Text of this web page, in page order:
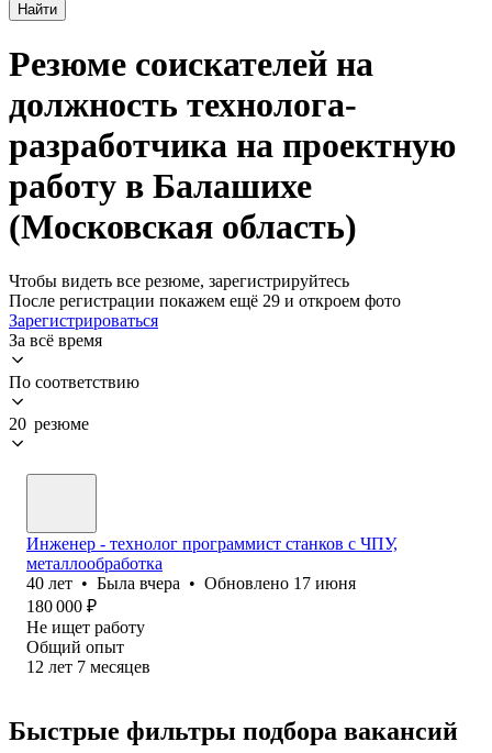
Найти
Резюме соискателей на
должность технолога-
разработчика на проектную
работу в Балашихе
(Московская область)
Чтобы видеть все резюме, зарегистрируйтесь
После регистрации покажем ещё 29 и откроем фото
Зарегистрироваться
За всё время
По соответствию
20 резюме
Инженер - технолог программист станков с ЧПУ,
металлообработка
40 лет • Была вчера • Обновлено 17 июня
180 000 ₽
Не ищет работу
Общий опыт
12 лет 7 месяцев
Быстрые фильтры подбора вакансий